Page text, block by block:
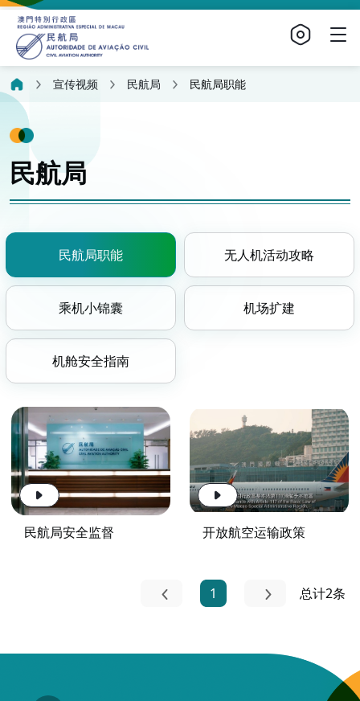
宣传视频 民航局 民航局职能
民航局
民航局职能 无人机活动攻略
乘机小锦囊 机场扩建
机舱安全指南
民航局安全监督 开放航空运输政策
1 总计2条